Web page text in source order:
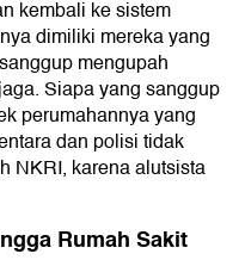
kembali ke sistem
dimiliki mereka yang
mengupah
Siapa yang sanggup
perumahannya yang
dan polisi tidak
NKRI, karena alutsista
Rumah Sakit